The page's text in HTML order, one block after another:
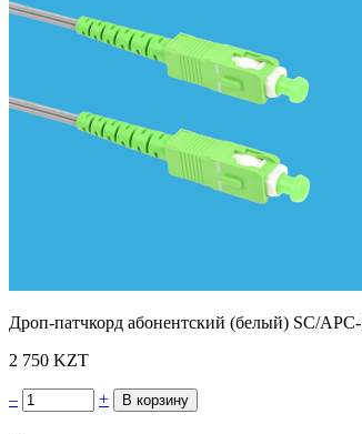
Дроп-патчкорд абонентский (белый) SC/
2 750 KZT
– +